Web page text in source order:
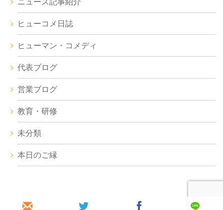
ニュース記事紹介
ヒューコメ日誌
ヒューマン・コメディ
代表ブログ
営業ブログ
教育・研修
未分類
本日のご縁